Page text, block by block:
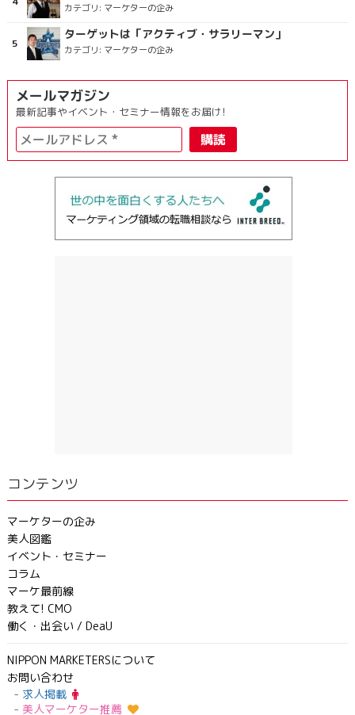
カテゴリ: マーケターの企み
ターゲットは「アクティブ・サラリーマン」
カテゴリ: マーケターの企み
メールマガジン
最新記事やイベント・セミナー情報をお届け!
コンテンツ
マーケターの企み
美人図鑑
イベント・セミナー
コラム
マーケ最前線
教えて! CMO
働く・出会い / DeaU
NIPPON MARKETERSについて
お問い合わせ
求人掲載
美人マーケター推薦